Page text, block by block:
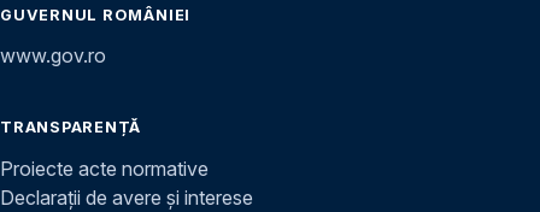
GUVERNUL ROMÂNIEI
www.gov.ro
TRANSPARENȚĂ
Proiecte acte normative
Declarații de avere și interese